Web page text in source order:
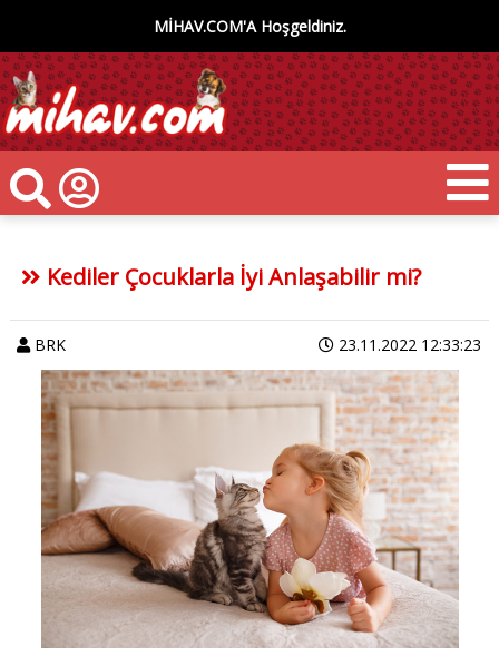
MİHAV.COM'A Hoşgeldiniz.
Kediler Çocuklarla İyi Anlaşabilir mi?
BRK 23.11.2022 12:33:23